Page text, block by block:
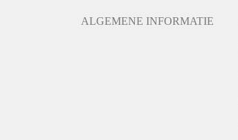
ALGEMENE INFORMATIE